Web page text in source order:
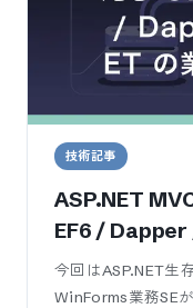
技術記事
ASP.NET
EF6 / Dapper
比較
今回はASP.NET生
WinForms業務SE